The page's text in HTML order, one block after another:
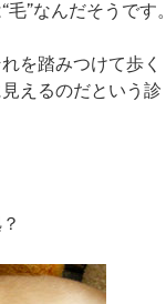
”なんだそうです。
を踏みつけて歩く
えるのだという診